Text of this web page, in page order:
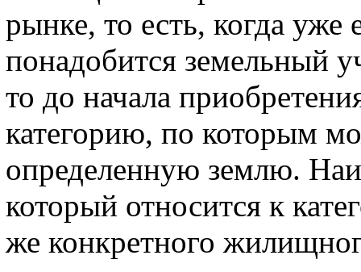
рынке, то есть, когда уже
понадобится земельный
то до начала
категорию, по которым
определенную землю.
который относится к
же конкретного